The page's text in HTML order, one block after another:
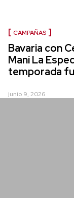
CAMPAÑAS
Bavaria con
Maní La
temporada
junio 9, 2026